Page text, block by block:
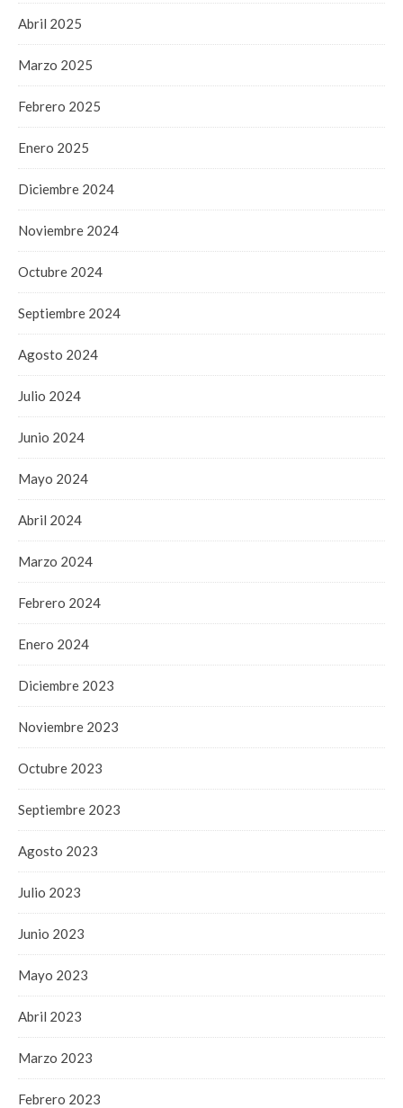
Abril 2025
Marzo 2025
Febrero 2025
Enero 2025
Diciembre 2024
Noviembre 2024
Octubre 2024
Septiembre 2024
Agosto 2024
Julio 2024
Junio 2024
Mayo 2024
Abril 2024
Marzo 2024
Febrero 2024
Enero 2024
Diciembre 2023
Noviembre 2023
Octubre 2023
Septiembre 2023
Agosto 2023
Julio 2023
Junio 2023
Mayo 2023
Abril 2023
Marzo 2023
Febrero 2023